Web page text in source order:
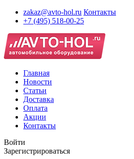
zakaz@avto-hol.ru Контакты
+7 (495) 518-00-25
Главная
Новости
Статьи
Доставка
Оплата
Акции
Контакты
Войти
Зарегистрироваться